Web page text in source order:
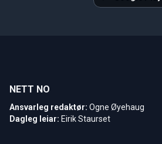
NETT NO
Ansvarleg redaktør: Ogne Øyehaug
Dagleg leiar: Eirik Staurset